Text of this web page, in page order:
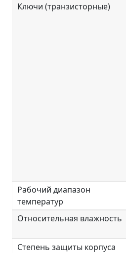
Ключи (транзисторные)
Рабочий диапазон
температур
Относительная влажность
Степень защиты корпуса